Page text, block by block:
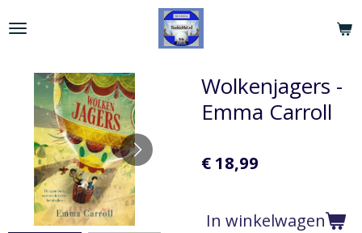
direct
hoofdinhoud
Wolkenjagers -
Emma Carroll
€ 18,99
In winkelwagen